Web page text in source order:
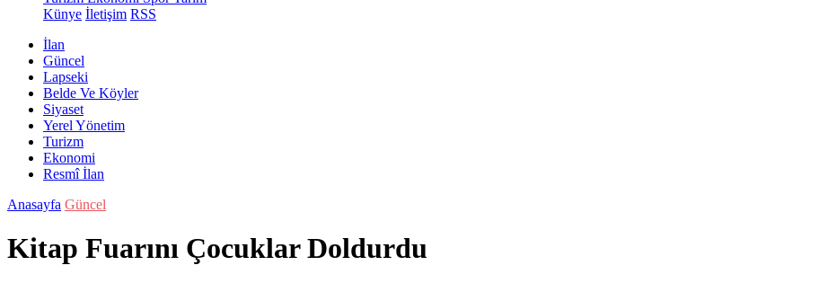
Künye İletişim RSS
İlan
Güncel
Lapseki
Belde Ve Köyler
Siyaset
Yerel Yönetim
Turizm
Ekonomi
Resmî İlan
Anasayfa Güncel
Kitap Fuarını Çocuklar Doldurdu